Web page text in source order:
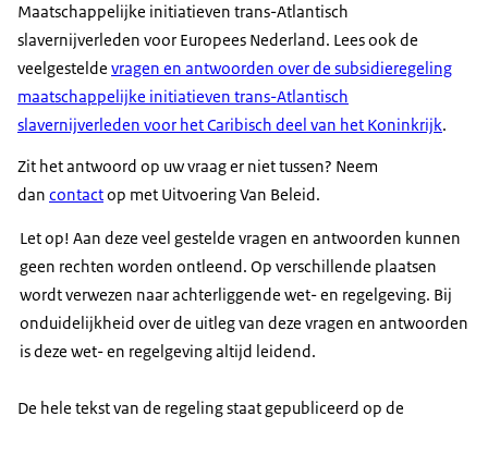
Maatschappelijke initiatieven trans-Atlantisch
slavernijverleden voor Europees Nederland. Lees ook de
veelgestelde vragen en antwoorden over de subsidieregeling
maatschappelijke initiatieven trans-Atlantisch
slavernijverleden voor het Caribisch deel van het Koninkrijk.
Zit het antwoord op uw vraag er niet tussen? Neem
dan contactop met Uitvoering Van Beleid.
Let op! Aan deze veel gestelde vragen en antwoorden kunnen
geen rechten worden ontleend. Op verschillende plaatsen
wordt verwezen naar achterliggende wet- en regelgeving. Bij
onduidelijkheid over de uitleg van deze vragen en antwoorden
is deze wet- en regelgeving altijd leidend.
De hele tekst van de regeling staat gepubliceerd op de